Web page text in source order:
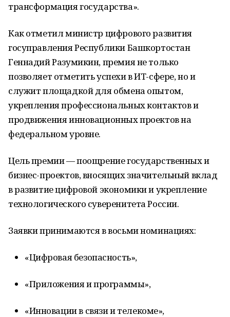
трансформация государства».
Как отметил министр цифрового развития
госуправления Республики Башкортостан
Геннадий Разумикин, премия не только
позволяет отметить успехи в ИТ-сфере, но и
служит площадкой для обмена опытом,
укрепления профессиональных контактов и
продвижения инновационных проектов на
федеральном уровне.
Цель премии — поощрение государственных и
бизнес-проектов, вносящих значительный вклад
в развитие цифровой экономики и укрепление
технологического суверенитета России.
Заявки принимаются в восьми номинациях:
«Цифровая безопасность»,
«Приложения и программы»,
«Инновации в связи и телекоме»,